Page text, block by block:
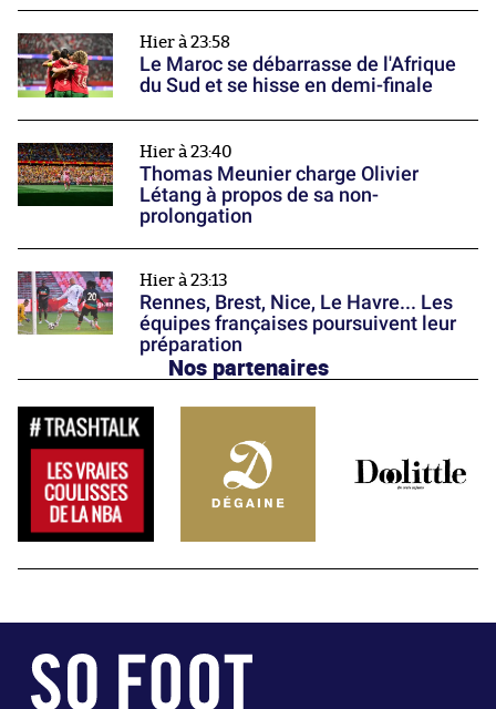
Hier à 23:58
Le Maroc se débarrasse de l'Afrique
du Sud et se hisse en demi-finale
Hier à 23:40
Thomas Meunier charge Olivier
Létang à propos de sa non-
prolongation
Hier à 23:13
Rennes, Brest, Nice, Le Havre... Les
équipes françaises poursuivent leur
préparation
Nos partenaires